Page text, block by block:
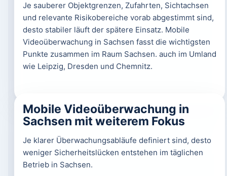
Je sauberer Objektgrenzen, Zufahrten, Sichtachsen
und relevante Risikobereiche vorab abgestimmt sind,
desto stabiler läuft der spätere Einsatz. Mobile
Videoüberwachung in Sachsen fasst die wichtigsten
Punkte zusammen im Raum Sachsen. auch im Umland
wie Leipzig, Dresden und Chemnitz.
Mobile Videoüberwachung in
Sachsen mit weiterem Fokus
Je klarer Überwachungsabläufe definiert sind, desto
weniger Sicherheitslücken entstehen im täglichen
Betrieb in Sachsen.